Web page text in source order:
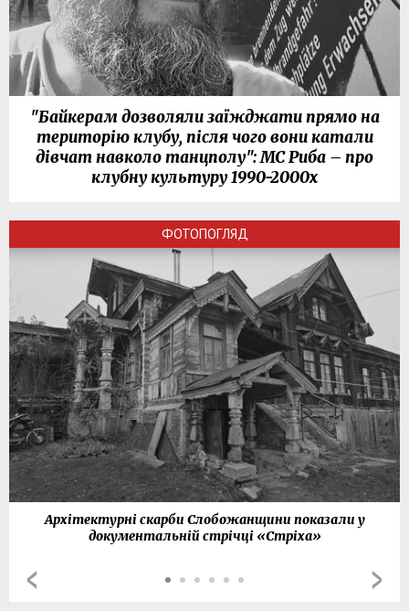
"Байкерам дозволяли заїжджати прямо на
територію клубу, після чого вони катали
дівчат навколо танцполу": МС Риба – про
клубну культуру 1990-2000х
ФОТОПОГЛЯД
Архітектурні скарби Слобожанщини показали у
документальній стрічці «Стріха»